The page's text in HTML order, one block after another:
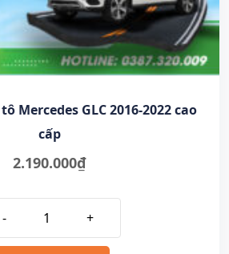
Mercedes GLC 2016-2022 cao
cấp
2.190.000₫
- +